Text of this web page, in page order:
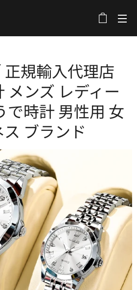
正規輸入代理店
メンズ レディー
で時計 男性用 女
ブランド